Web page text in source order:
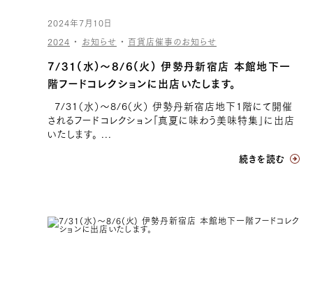
2024年7月10日
2024 ・ お知らせ ・ 百貨店催事のお知らせ
7/31(水)〜8/6(火) 伊勢丹新宿店 本館地下一
階フードコレクションに出店いたします。
7/31（水）〜8/6（火） 伊勢丹新宿店地下1階にて開催
されるフードコレクション「真夏に味わう美味特集」に出店
いたします。 ...
続きを読む